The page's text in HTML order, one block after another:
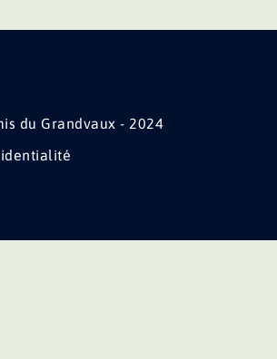
du Grandvaux - 2024